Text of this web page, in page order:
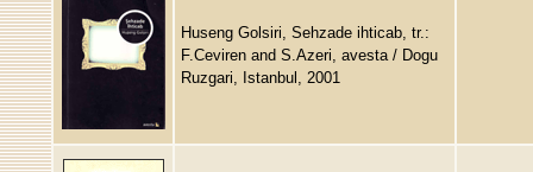
Huseng Golsiri, Sehzade ihticab, tr.:
F.Ceviren and S.Azeri, avesta / Dogu
Ruzgari, Istanbul, 2001